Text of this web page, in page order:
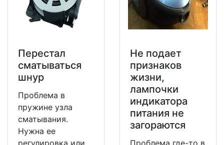
Перестал
сматываться
шнур
Проблема в
пружине узла
сматывания.
Нужна ее
регулировка или
Не подает
признаков
жизни,
лампочки
индикатора
питания не
загораются
Проблема где-то в